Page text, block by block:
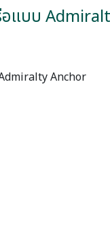
แบบ
Anchor